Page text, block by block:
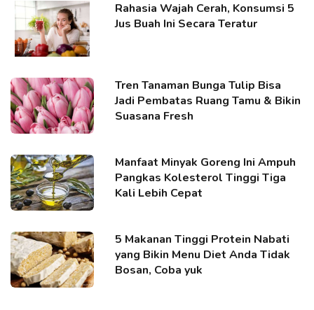
Rahasia Wajah Cerah, Konsumsi 5
Jus Buah Ini Secara Teratur
Tren Tanaman Bunga Tulip Bisa
Jadi Pembatas Ruang Tamu & Bikin
Suasana Fresh
Manfaat Minyak Goreng Ini Ampuh
Pangkas Kolesterol Tinggi Tiga
Kali Lebih Cepat
5 Makanan Tinggi Protein Nabati
yang Bikin Menu Diet Anda Tidak
Bosan, Coba yuk